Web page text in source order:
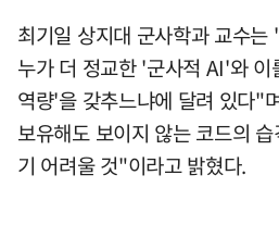
최기일 상지대 군사학과 교수
누가 더 정교한 '군사적 AI'와
역량'을 갖추느냐에 달려 있다"
보유해도 보이지 않는 코드의
기 어려울 것"이라고 밝혔다.